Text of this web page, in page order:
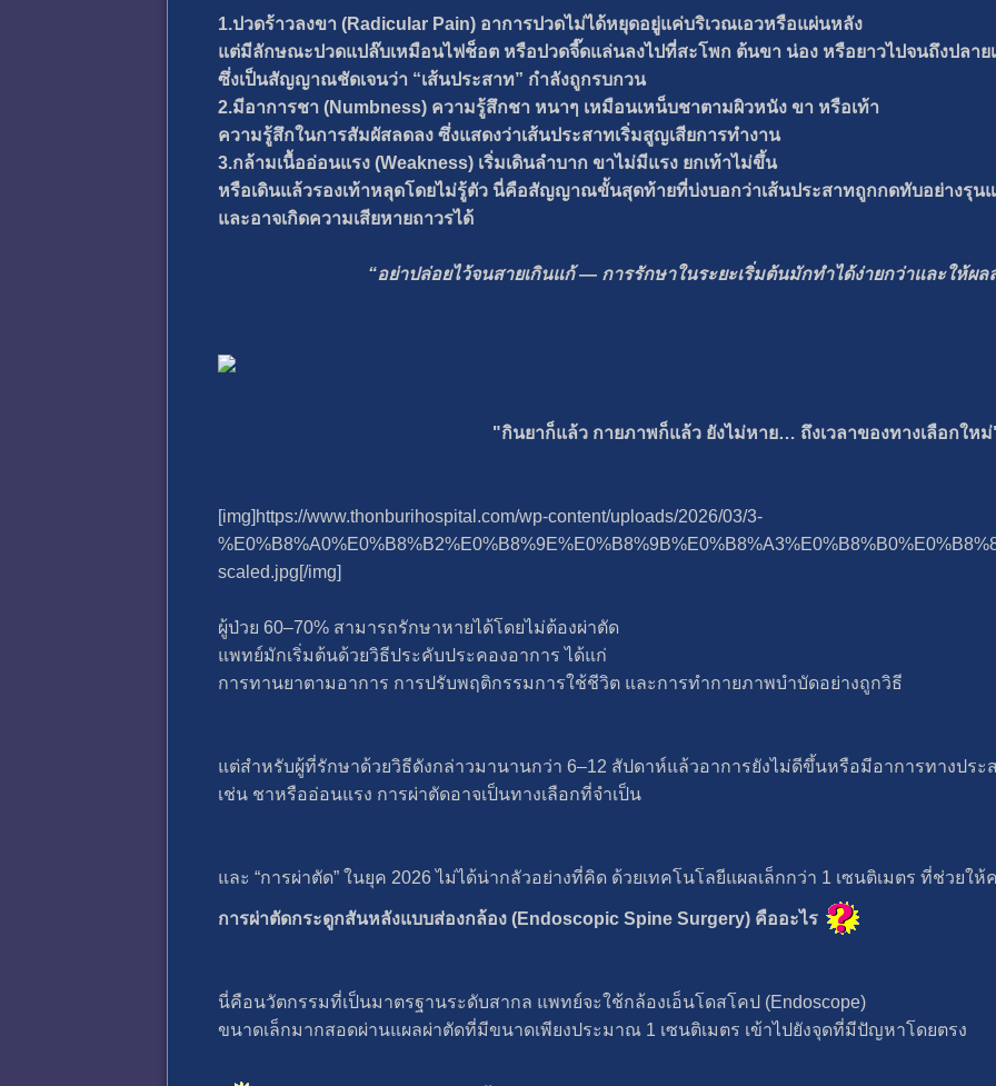
1.ปวดร้าวลงขา (Radicular Pain) อาการปวดไม่ได้หยุดอยู่แค่บริเวณเอวหรือแผ่นหลัง
แต่มีลักษณะปวดแปล๊บเหมือนไฟช็อต หรือปวดจี๊ดแล่นลงไปที่สะโพก ต้นขา น่อง หรือยาวไปจนถึงปลาย
ซึ่งเป็นสัญญาณชัดเจนว่า “เส้นประสาท” กำลังถูกรบกวน
2.มีอาการชา (Numbness) ความรู้สึกชา หนาๆ เหมือนเหน็บชาตามผิวหนัง ขา หรือเท้า
ความรู้สึกในการสัมผัสลดลง ซึ่งแสดงว่าเส้นประสาทเริ่มสูญเสียการทำงาน
3.กล้ามเนื้ออ่อนแรง (Weakness) เริ่มเดินลำบาก ขาไม่มีแรง ยกเท้าไม่ขึ้น
หรือเดินแล้วรองเท้าหลุดโดยไม่รู้ตัว นี่คือสัญญาณขั้นสุดท้ายที่บ่งบอกว่าเส้นประสาทถูกกดทับอย่างรุน
และอาจเกิดความเสียหายถาวรได้
“อย่าปล่อยไว้จนสายเกินแก้ — การรักษาในระยะเริ่มต้นมักทำได้ง่ายกว่าและให้ผล
"กินยาก็แล้ว กายภาพก็แล้ว ยังไม่หาย… ถึงเวลาของทางเลือกให
[img]https://www.thonburihospital.com/wp-content/uploads/2026/03/3-
scaled.jpg[/img]
ผู้ป่วย 60–70% สามารถรักษาหายได้โดยไม่ต้องผ่าตัด
แพทย์มักเริ่มต้นด้วยวิธีประคับประคองอาการ ได้แก่
การทานยาตามอาการ การปรับพฤติกรรมการใช้ชีวิต และการทำกายภาพบำบัดอย่างถูกวิธี
แต่สำหรับผู้ที่รักษาด้วยวิธีดังกล่าวมานานกว่า 6–12 สัปดาห์แล้วอาการยังไม่ดีขึ้นหรือมีอาการทางประ
เช่น ชาหรืออ่อนแรง การผ่าตัดอาจเป็นทางเลือกที่จำเป็น
และ “การผ่าตัด” ในยุค 2026 ไม่ได้น่ากลัวอย่างที่คิด ด้วยเทคโนโลยีแผลเล็กกว่า 1 เซนติเมตร ที่ช่วยให้
การผ่าตัดกระดูกสันหลังแบบส่องกล้อง (Endoscopic Spine Surgery) คืออะไร
นี่คือนวัตกรรมที่เป็นมาตรฐานระดับสากล แพทย์จะใช้กล้องเอ็นโดสโคป (Endoscope)
ขนาดเล็กมากสอดผ่านแผลผ่าตัดที่มีขนาดเพียงประมาณ 1 เซนติเมตร เข้าไปยังจุดที่มีปัญหาโดยตรง